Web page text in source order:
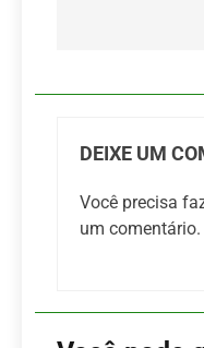
DEIXE UM
Você precisa
um comentário.